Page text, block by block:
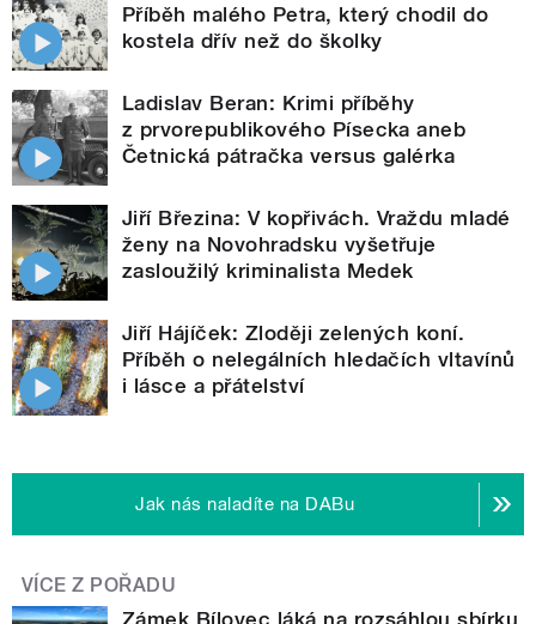
Příběh malého Petra, který chodil do
kostela dřív než do školky
Ladislav Beran: Krimi příběhy
z prvorepublikového Písecka aneb
Četnická pátračka versus galérka
Jiří Březina: V kopřivách. Vraždu mladé
ženy na Novohradsku vyšetřuje
zasloužilý kriminalista Medek
Jiří Hájíček: Zloději zelených koní.
Příběh o nelegálních hledačích vltavínů
i lásce a přátelství
Jak nás naladíte na DABu
VÍCE Z POŘADU